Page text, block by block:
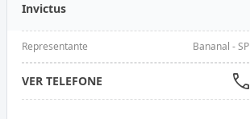
Invictus
Representante Bananal - SP
VER TELEFONE